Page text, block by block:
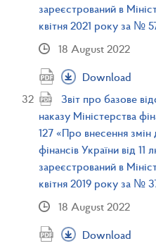
зареєстрований в
квітня 2021 року за №
18 August 2022
Download
Звіт про базове
наказу Міністерства
127 «Про внесення змін
фінансів України від
зареєстрований в
квітня 2019 року за №
18 August 2022
Download